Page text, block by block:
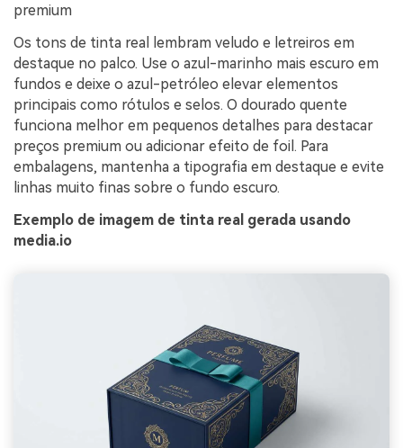
premium
Os tons de tinta real lembram veludo e letreiros em
destaque no palco. Use o azul-marinho mais escuro em
fundos e deixe o azul-petróleo elevar elementos
principais como rótulos e selos. O dourado quente
funciona melhor em pequenos detalhes para destacar
preços premium ou adicionar efeito de foil. Para
embalagens, mantenha a tipografia em destaque e evite
linhas muito finas sobre o fundo escuro.
Exemplo de imagem de tinta real gerada usando
media.io